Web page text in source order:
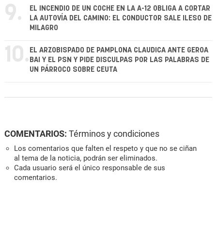
9.
EL INCENDIO DE UN COCHE EN LA A-12 OBLIGA A CORTAR
LA AUTOVÍA DEL CAMINO: EL CONDUCTOR SALE ILESO DE
MILAGRO
10. EL ARZOBISPADO DE PAMPLONA CLAUDICA ANTE GEROA
BAI Y EL PSN Y PIDE DISCULPAS POR LAS PALABRAS DE
UN PÁRROCO SOBRE CEUTA
COMENTARIOS: Términos y condiciones
Los comentarios que falten el respeto y que no se ciñan
al tema de la noticia, podrán ser eliminados.
Cada usuario será el único responsable de sus
comentarios.